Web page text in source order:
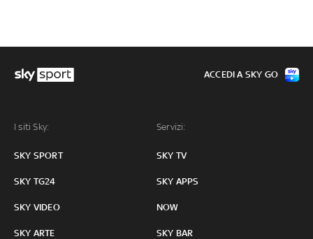
I siti Sky:
SKY SPORT
SKY TG24
SKY VIDEO
SKY ARTE
Servizi:
SKY TV
SKY APPS
NOW
SKY BAR
ACCEDI A SKY GO